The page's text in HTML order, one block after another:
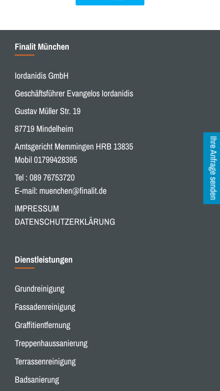
Finalit München
Iordanidis GmbH
Geschäftsführer Evangelos Iordanidis
Gustav Müller Str. 19
87719 Mindelheim
Amtsgericht Memmingen HRB 13835
Mobil 01799428395
Tel : 089 76753720
E-mail: muenchen@finalit.de
IMPRESSUM
DATENSCHUTZERKLÄRUNG
Dienstleistungen
Grundreinigung
Fassadenreinigung
Graffitientfernung
Treppenhaussanierung
Terrassenreinigung
Badsanierung
Ihre Anfrage senden